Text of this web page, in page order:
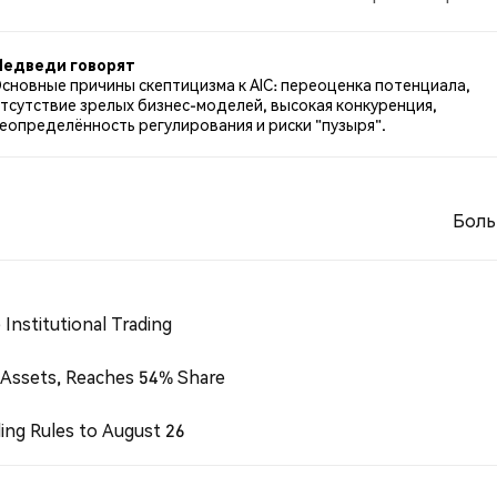
говорят
причины скептицизма к AIC: переоценка потенциала,
зрелых бизнес-моделей, высокая конкуренция,
регулирования и риски "пузыря".
Institutional Trading
Reaches 54% Share
Rules to August 26